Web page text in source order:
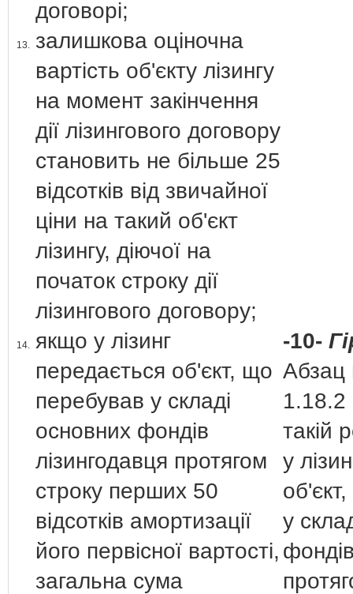
договорі;
13. залишкова оціночна
вартість об'єкту лізингу
на момент закінчення
дії лізингового договору
становить не більше 25
відсотків від звичайної
ціни на такий об'єкт
лізингу, діючої на
початок строку дії
лізингового договору;
14. якщо у лізинг
передається об'єкт, що
перебував у складі
основних фондів
лізингодавця протягом
строку перших 50
відсотків амортизації
його первісної вартості,
загальна сума
-10-
Абзац
1.18.2
такій
у
у